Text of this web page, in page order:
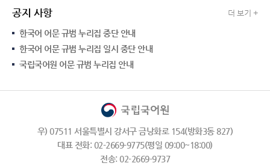
공지 사항 더 보기 +
한국어 어문 규범 누리집 중단 안내
한국어 어문 규범 누리집 일시 중단 안내
국립국어원 어문 규범 누리집 안내
우) 07511 서울특별시 강서구 금낭화로 154(방화3동 827)
대표 전화: 02-2669-9775(평일 09:00~18:00)
전송: 02-2669-9737